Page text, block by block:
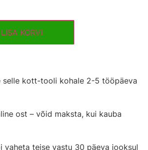
LISA KORVI
selle kott-tooli kohale 2-5 tööpäeva
ost – võid maksta, kui kauba
vaheta teise vastu 30 päeva jooksul